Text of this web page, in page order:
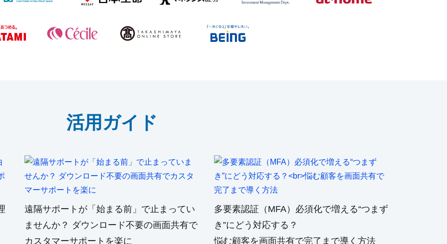
活用ガイド
遠隔サポートが「始まる前」で止まってい
ませんか？ ダウンロード不要の画面共有で
カスタマーサポートを楽に
多要素認証（MFA）必須化で増える“つまず
き”にどう対応する？
悩む顧客を画面共有で完了まで導く方法